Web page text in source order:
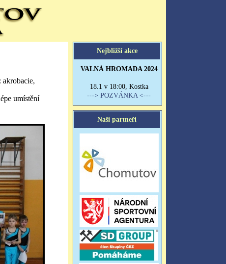
umístění